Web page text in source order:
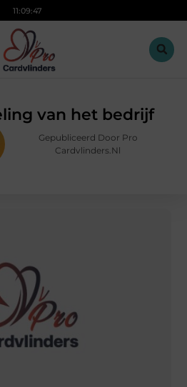
11:09:48
van het bedrijf
Gepubliceerd Door Pro
Cardvlinders.nl